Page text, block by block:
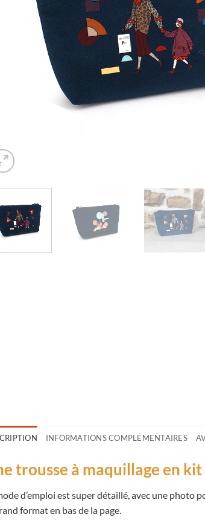
INFORMATIONS COMPLÉMENTAIRES
trousse à maquillage en
d’emploi est super détaillé, avec une
format en bas de la page.